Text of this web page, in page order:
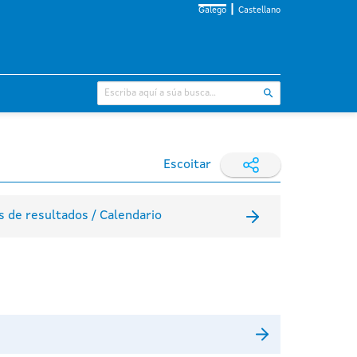
Galego Castellano
Escoitar
de resultados / Calendario